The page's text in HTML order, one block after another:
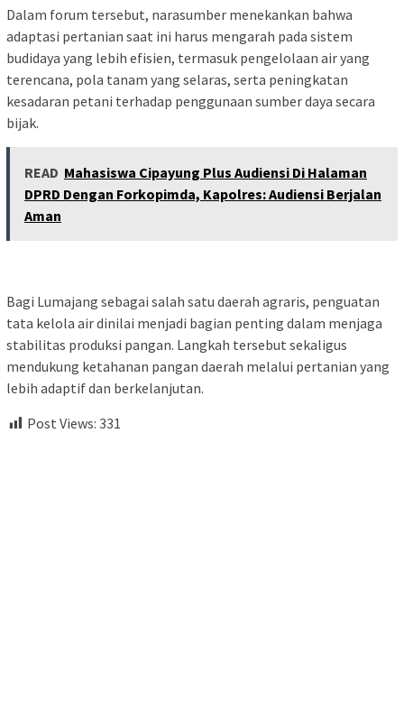
Dalam forum tersebut, narasumber menekankan bahwa
adaptasi pertanian saat ini harus mengarah pada sistem
budidaya yang lebih efisien, termasuk pengelolaan air yang
terencana, pola tanam yang selaras, serta peningkatan
kesadaran petani terhadap penggunaan sumber daya secara
bijak.
READ Mahasiswa Cipayung Plus Audiensi Di Halaman
DPRD Dengan Forkopimda, Kapolres: Audiensi Berjalan
Aman
Bagi Lumajang sebagai salah satu daerah agraris, penguatan
tata kelola air dinilai menjadi bagian penting dalam menjaga
stabilitas produksi pangan. Langkah tersebut sekaligus
mendukung ketahanan pangan daerah melalui pertanian yang
lebih adaptif dan berkelanjutan.
Post Views: 331